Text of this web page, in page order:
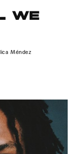
WE
Méndez